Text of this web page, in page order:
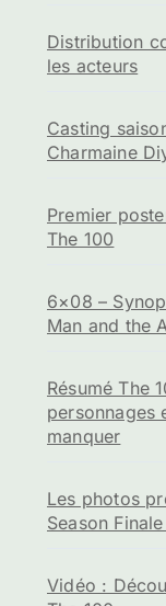
Distribution
les acteurs
Casting
Charmaine
Premier
The 100
6×08 –
Man and the
Résumé The
personnages
manquer
Les photos
Season
Vidéo :